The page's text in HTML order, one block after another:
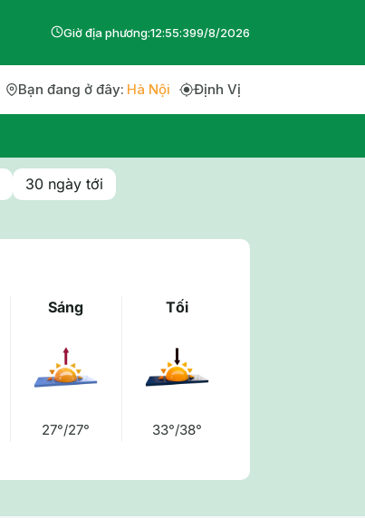
Giờ địa phương:12:55:399/8/2026
Bạn đang ở đây: Hà Nội Định Vị
30 ngày tới
Sáng
27°/27°
Tối
33°/38°